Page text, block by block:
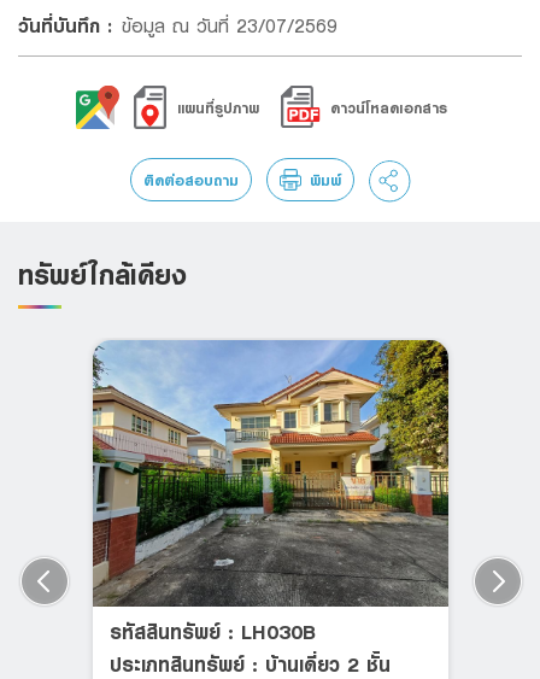
วันที่บันทึก : ข้อมูล ณ วันที่ 23/07/2569
แผนที่รูปภาพ ดาวน์โหลดเอกสาร
ติดต่อสอบถาม พิมพ์
ทรัพย์ใกล้เคียง
รหัสสินทรัพย์ : LH030B
ประเภทสินทรัพย์ : บ้านเดี่ยว 2 ชั้น
ธนาคารฯ แต่อย่างใดทั้งสิ้น
ผู้เสนอซื้อยอมรับว่า คำเสนอนี้เป็นเพียงการเสนอราคาและเงื่อนไขใน
มอบให้ไว้กับธนาคารฯ เพื่อเป็นการประกันการปฏิบัติตามคำเสนอซื้อ
สินทรัพย์หรืออนุมัติสินเชื่อให้ผู้เสนอซื้อแต่อย่างใด ทั้งนี้ ธนาคารฯ
มีสิทธิที่จะขายสินทรัพย์ให้แก่ผู้เสนอซื้อหรือไม่ก็ได้ หรือในกรณีที่มี
เสนอซื้อไม่ว่ารายใดรายหนึ่งหรือหลายราย ธนาคารฯ สงวนสิทธิที่
จะขายสินทรัพย์ด้วยวิธีการประกวดราคา โดยในกรณีที่ธนาคารฯ
ไม่ตกลงขายสินทรัพย์ให้แก่ผู้เสนอซื้อ หรือผู้เสนอซื้อมิได้เป็นผู้ชนะ
การประกวดราคา (แล้วแต่กรณี) ผู้เสนอซื้อตกลงยอมรับเงิน
ประกันการปฏิบัติตามคำเสนอซื้อที่มอบให้ไว้กับธนาคารฯ ตามข้อ 2.
คืนโดยไม่มีดอกเบี้ย และให้ถือว่าคำเสนอนี้เป็นอันสิ้นผลผูกพันทันที
โดยผู้เสนอซื้อจะไม่เรียกร้องค่าเสียหายใดๆ จากธนาคารฯ แต่อย่าง
ใดทั้งสิ้น
ยอมรับเงื่อนไขการจองซื้อทรัพย์
ส่งข้อมูล